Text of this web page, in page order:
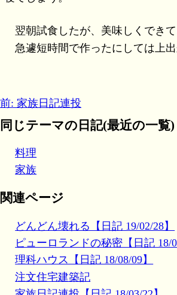
翌朝試食したが、美味しくできて
急遽短時間で作ったにしては上出
前: 家族日記連投
同じテーマの日記(最近の一覧)
料理
家族
関連ページ
どんどん壊れる【日記 19/02/28】
ピューロランドの秘密【日記 18/
理科ハウス【日記 18/08/09】
注文住宅建築記